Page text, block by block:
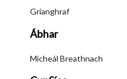
Grianghraf
Ábhar
Micheál Breathnach